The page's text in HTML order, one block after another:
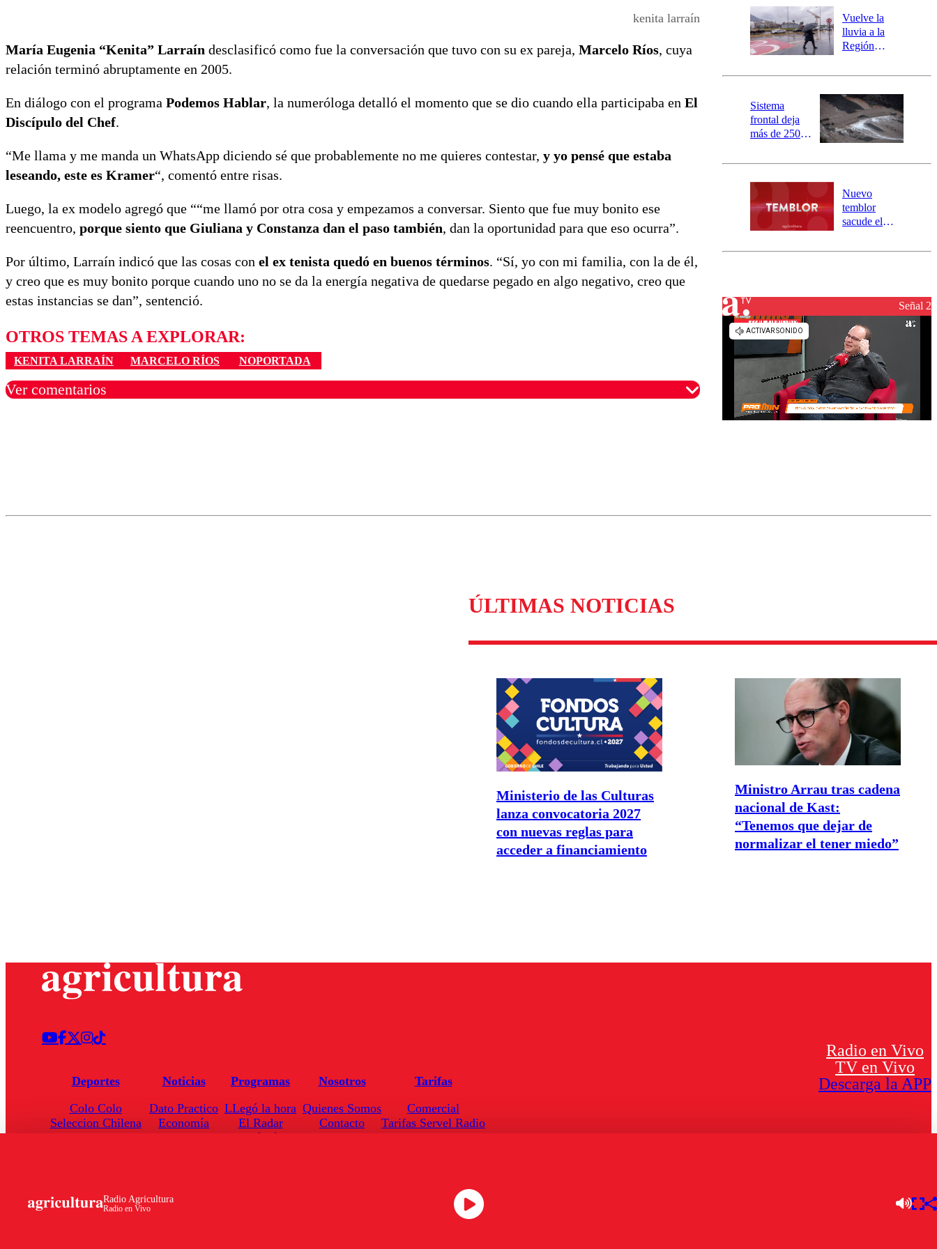
kenita larraín
María Eugenia “Kenita” Larraín desclasificó como fue la conversación que tuvo con su ex pareja, Marcelo Ríos, cuya
relación terminó abruptamente en 2005.
En diálogo con el programa Podemos Hablar, la numeróloga detalló el momento que se dio cuando ella participaba en El
Discípulo del Chef.
“Me llama y me manda un WhatsApp diciendo sé que probablemente no me quieres contestar, y yo pensé que estaba
leseando, este es Kramer“, comentó entre risas.
Luego, la ex modelo agregó que ““me llamó por otra cosa y empezamos a conversar. Siento que fue muy bonito ese
reencuentro, porque siento que Giuliana y Constanza dan el paso también, dan la oportunidad para que eso ocurra”.
Por último, Larraín indicó que las cosas con el ex tenista quedó en buenos términos. “Sí, yo con mi familia, con la de él,
y creo que es muy bonito porque cuando uno no se da la energía negativa de quedarse pegado en algo negativo, creo que
estas instancias se dan”, sentenció.
OTROS TEMAS A EXPLORAR:
KENITA LARRAÍN MARCELO RÍOS NOPORTADA
Ver comentarios
río Damas:
activa
mensajería
SAE
Vuelve la
lluvia a la
Región
este es el
la DMC para
este viernes
Sistema
frontal deja
más de 250
y 317
aisladas entre
Valparaíso y
Los Ríos
Nuevo
temblor
sacude el
revisa la
Señal 2
ÚLTIMAS NOTICIAS
Ministerio de las Culturas
lanza convocatoria 2027
con nuevas reglas para
acceder a financiamiento
Ministro Arrau tras cadena
nacional de Kast:
“Tenemos que dejar de
normalizar el tener miedo”
Radio Agricultura
Radio en Vivo
Deportes
Colo Colo
Seleccion Chilena
Noticias
Dato Practico
Economía
Programas
LLegó la hora
El Radar
Enfoqué Público
Nosotros
Quienes Somos
Contacto
Tarifas
Comercial
Tarifas Servel Radio
Radio en Vivo
TV en Vivo
Descarga la APP